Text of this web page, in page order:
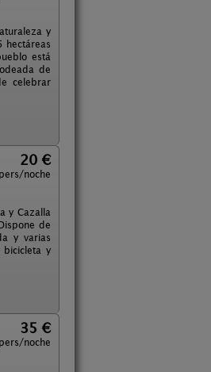
y
hectáreas
está
de
celebrar
20 €
pers/noche
y Cazalla
de
y varias
bicicleta y
35 €
pers/noche